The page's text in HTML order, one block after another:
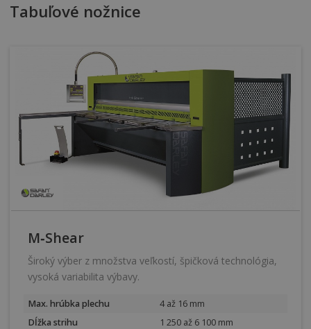
Tabuľové nožnice
M‑Shear
Široký výber z množstva veľkostí, špičková technológia,
vysoká variabilita výbavy.
Max. hrúbka plechu
4 až 16 mm
Dĺžka strihu
1 250 až 6 100 mm